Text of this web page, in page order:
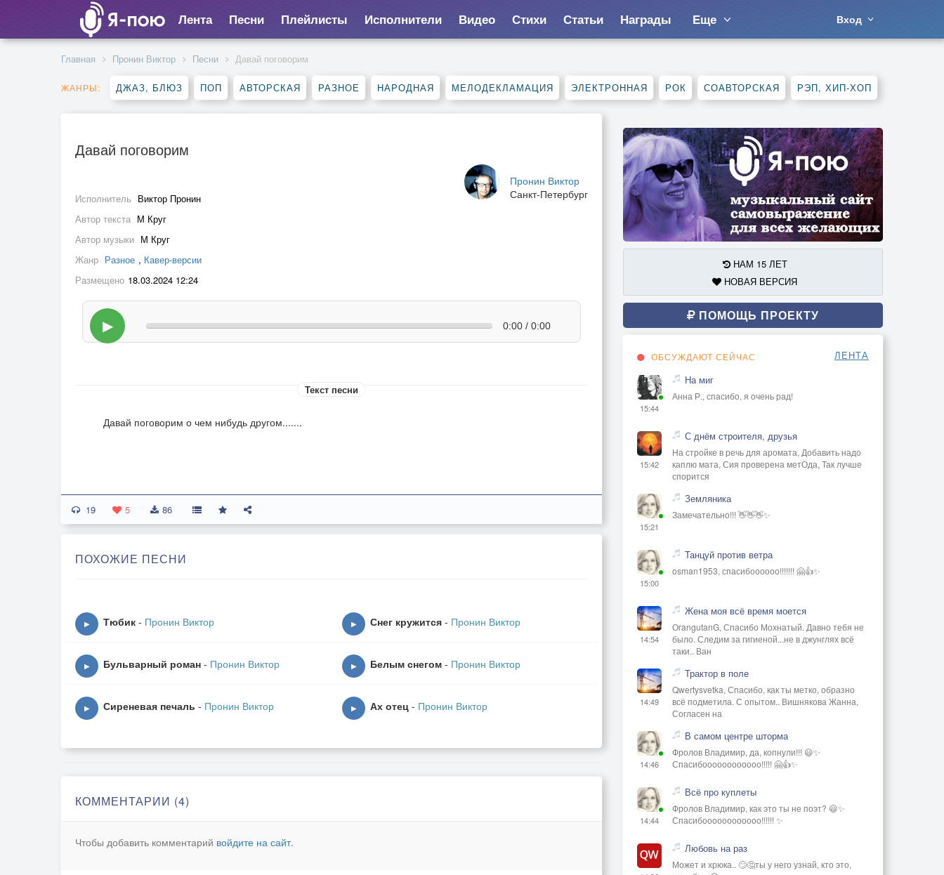
Лента Песни Плейлисты Исполнители Видео Стихи Статьи Награды Еще Вход
Главная Пронин Виктор Песни Давай поговорим
ЖАНРЫ: ДЖАЗ, БЛЮЗ ПОП АВТОРСКАЯ РАЗНОЕ НАРОДНАЯ МЕЛОДЕКЛАМАЦИЯ ЭЛЕКТРОННАЯ РОК СОАВТОРСКАЯ РЭП, ХИП-ХОП
Давай поговорим
Пронин Виктор
Санкт-Петербург
Исполнитель Виктор Пронин
Автор текста М Круг
Автор музыки М Круг
Жанр Разное , Кавер-версии
Размещено 18.03.2024 12:24
▶ 0:00 / 0:00
Текст песни
Давай поговорим о чем нибудь другом.......
19 5 86
ПОХОЖИЕ ПЕСНИ
▶ Тюбик - Пронин Виктор ▶ Снег кружится - Пронин Виктор
▶ Бульварный роман - Пронин Виктор ▶ Белым снегом - Пронин Виктор
▶ Сиреневая печаль - Пронин Виктор ▶ Ах отец - Пронин Виктор
КОММЕНТАРИИ (4)
Чтобы добавить комментарий войдите на сайт.
НАМ 15 ЛЕТ
НОВАЯ ВЕРСИЯ
ПОМОЩЬ ПРОЕКТУ
ОБСУЖДАЮТ СЕЙЧАС ЛЕНТА
15:44
На миг
Анна Р., спасибо, я очень рад!
15:42
С днём строителя, друзья
На стройке в речь для аромата, Добавить надо
каплю мата, Сия проверена метОда, Так лучше
спорится
15:21
Земляника
Замечательно!!! 👋👋👋✨
15:00
Танцуй против ветра
osman1953, спасибоооооо!!!!!!! 🤗👍✨
14:54
Жена моя всё время моется
OrangutanG, Спасибо Мохнатый. Давно тебя не
было. Следим за гигиеной...не в джунглях всё
таки.. Ван
14:49
Трактор в поле
Qwertysvetka, Спасибо, как ты метко, образно
всё подметила. С опытом.. Вишнякова Жанна,
Согласен на
14:46
В самом центре шторма
Фролов Владимир, да, копнули!!! 😃✨
Спасибоооооооооооо!!!!! 🤗👍✨
14:44
Всё про куплеты
Фролов Владимир, как это ты не поэт? 😃✨
Спасибоооооооооооо!!!!!! ✨
Любовь на раз
Может и хрюка.. 🙄🤔ты у него узнай, кто это,